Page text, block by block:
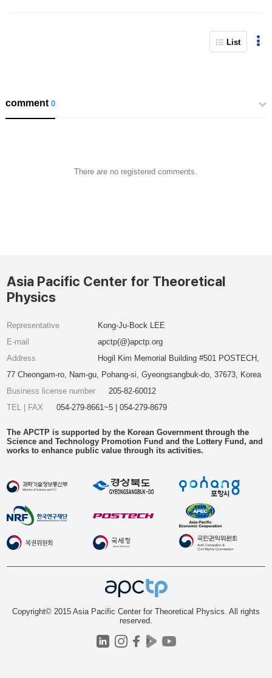
List
comment0
There are no registered comments.
Asia Pacific Center for Theoretical
Physics
Representative
Kong-Ju-Bock LEE
E-mail
apctp(@)apctp.org
Address
Hogil Kim Memorial Building #501 POSTECH,
77 Cheongam-ro, Nam-gu, Pohang-si, Gyeongsangbuk-do, 37673, Korea
Business license number
205-82-60012
TEL | FAX
054-279-8661~5 | 054-279-8679
The APCTP is supported by the Korean Government through the
Science and Technology Promotion Fund and the Lottery Fund, and
works to enhance public value through its activities.
Copyright© 2015 Asia Pacific Center for Theoretical Physics. All rights
reserved.